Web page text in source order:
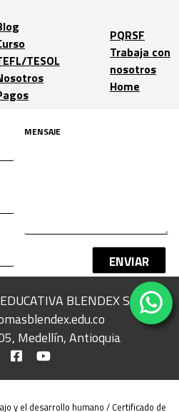
TESOL
PQRSF
Trabaja con
nosotros
Home
BLENDEX SAS
Medellín, Antioquia
ENVIAR
y el desarrollo humano / Certificado de